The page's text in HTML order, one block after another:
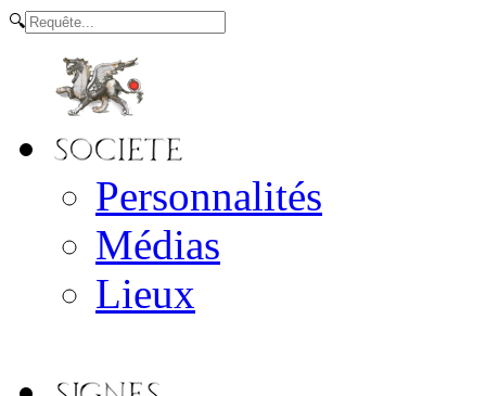
🔍
Personnalités
Médias
Lieux